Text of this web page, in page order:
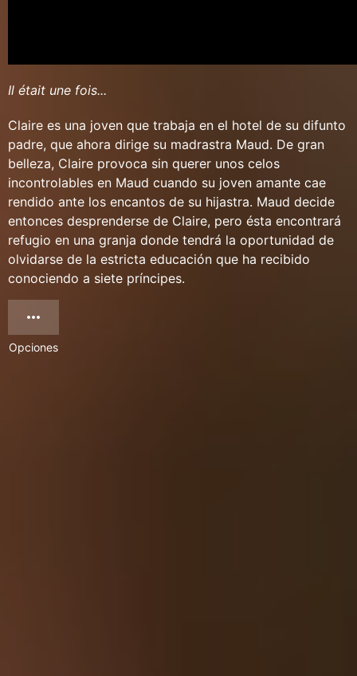
Il était une fois...
Claire es una joven que trabaja en el hotel de su difunto
padre, que ahora dirige su madrastra Maud. De gran
belleza, Claire provoca sin querer unos celos
incontrolables en Maud cuando su joven amante cae
rendido ante los encantos de su hijastra. Maud decide
entonces desprenderse de Claire, pero ésta encontrará
refugio en una granja donde tendrá la oportunidad de
olvidarse de la estricta educación que ha recibido
conociendo a siete príncipes.
Opciones